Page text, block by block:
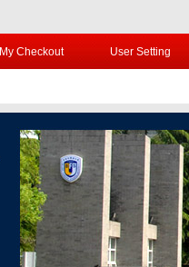
My Checkout User Setting